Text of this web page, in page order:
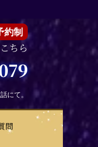
約制
ちら
にて。
問